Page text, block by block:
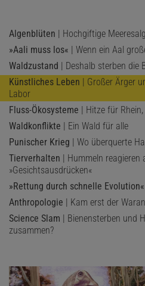
Algenblüten | Hochgiftige
»Aali muss los« | Wenn ein Aal
Waldzustand | Deshalb sterben die
Künstliches Leben | Großer Ärger
Labor
Fluss-Ökosysteme | Hitze für
Waldkonflikte | Ein Wald für alle
Punischer Krieg | Wo überquerte
Tierverhalten | Hummeln reagieren
»Gesichtsausdrücken«
»Rettung durch schnelle Evolution«
Anthropologie | Kam erst der
Science Slam | Bienensterben und
zusammen?